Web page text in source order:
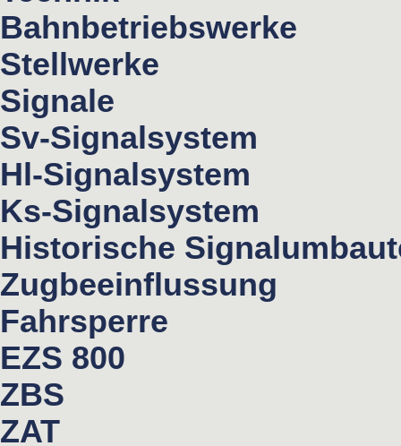
Bahnbetriebswerke
Stellwerke
Signale
Sv-Signalsystem
Hl-Signalsystem
Ks-Signalsystem
Historische
Zugbeeinflussung
Fahrsperre
EZS 800
ZBS
ZAT